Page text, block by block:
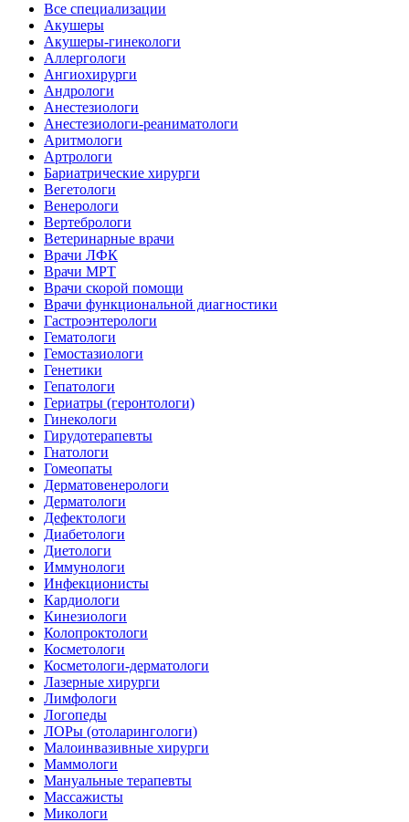
Все специализации
Акушеры
Акушеры-гинекологи
Аллергологи
Ангиохирурги
Андрологи
Анестезиологи
Анестезиологи-реаниматологи
Аритмологи
Артрологи
Бариатрические хирурги
Вегетологи
Венерологи
Вертебрологи
Ветеринарные врачи
Врачи ЛФК
Врачи МРТ
Врачи скорой помощи
Врачи функциональной диагностики
Гастроэнтерологи
Гематологи
Гемостазиологи
Генетики
Гепатологи
Гериатры (геронтологи)
Гинекологи
Гирудотерапевты
Гнатологи
Гомеопаты
Дерматовенерологи
Дерматологи
Дефектологи
Диабетологи
Диетологи
Иммунологи
Инфекционисты
Кардиологи
Кинезиологи
Колопроктологи
Косметологи
Косметологи-дерматологи
Лазерные хирурги
Лимфологи
Логопеды
ЛОРы (отоларингологи)
Малоинвазивные хирурги
Маммологи
Мануальные терапевты
Массажисты
Микологи